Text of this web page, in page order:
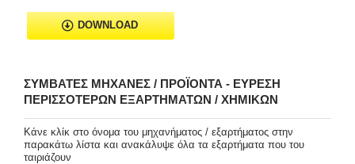
DOWNLOAD
ΣΥΜΒΑΤΈΣ ΜΗΧΑΝΈΣ / ΠΡΟΪΌΝΤΑ - ΕΎΡΕΣΗ
ΠΕΡΙΣΣΌΤΕΡΩΝ ΕΞΑΡΤΗΜΆΤΩΝ / ΧΗΜΙΚΏΝ
Κάνε κλίκ στο όνομα του μηχανήματος / εξαρτήματος στην
παρακάτω λίστα και ανακάλυψε όλα τα εξαρτήματα που του
ταιριάζουν